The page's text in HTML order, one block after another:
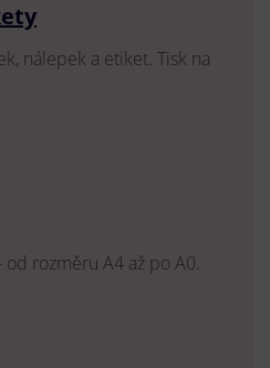
nálepek a etiket. Tisk na
rozměru A4 až po A0.